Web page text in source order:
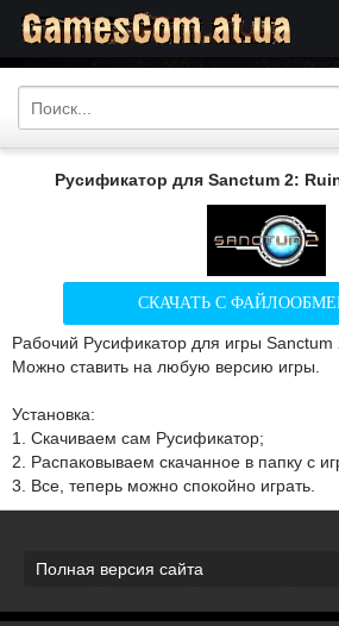
Русификатор для Sanctum 2:
СКАЧАТЬ С
Рабочий Русификатор для игры Sanctum
Можно ставить на любую версию игры.
Установка:
1. Скачиваем сам Русификатор;
2. Распаковываем скачанное в папку с
3. Все, теперь можно спокойно играть.
Полная версия сайта